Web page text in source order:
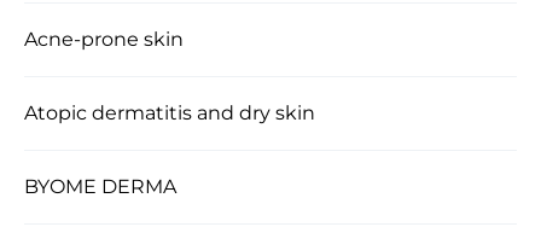
Acne-prone skin
Atopic dermatitis and dry skin
BYOME DERMA